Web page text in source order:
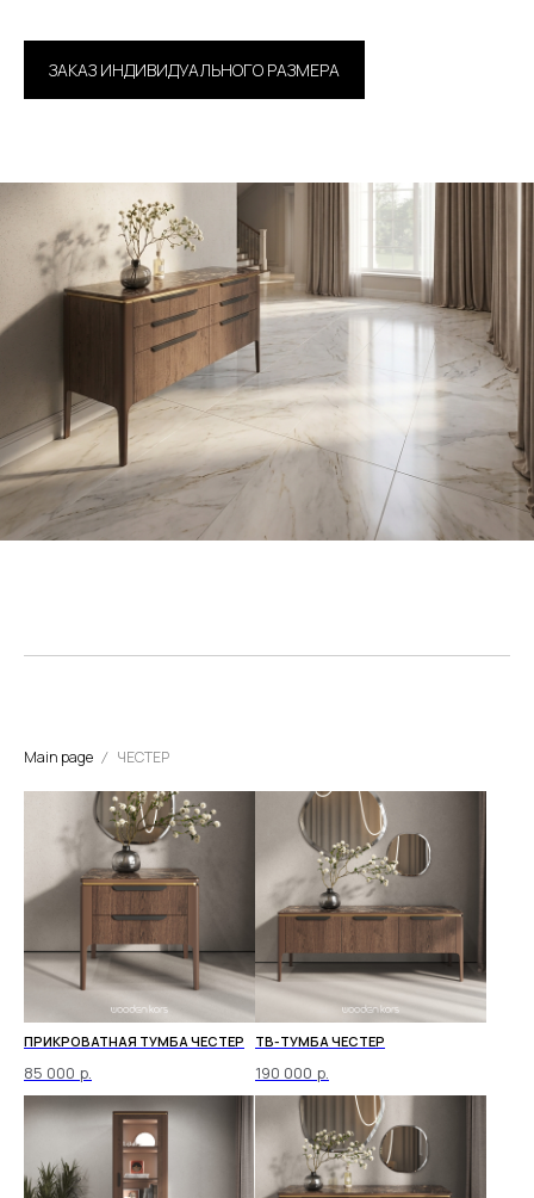
ЗАКАЗ ИНДИВИДУАЛЬНОГО РАЗМЕРА
Main page ЧЕСТЕР
ПРИКРОВАТНАЯ ТУМБА ЧЕСТЕР
85 000 р.
ТВ-ТУМБА ЧЕСТЕР
190 000 р.